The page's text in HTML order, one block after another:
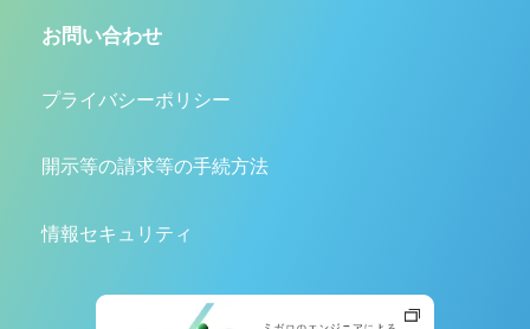
お問い合わせ
プライバシーポリシー
開示等の請求等の手続方法
情報セキュリティ